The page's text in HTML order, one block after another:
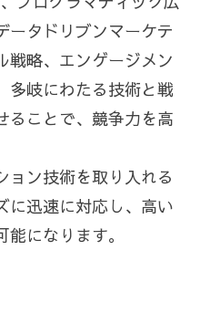
ータドリブンマーケテ
戦略、エンゲージメン
多岐にわたる技術と戦
ることで、競争力を高
ョン技術を取り入れる
に迅速に対応し、高い
になります。